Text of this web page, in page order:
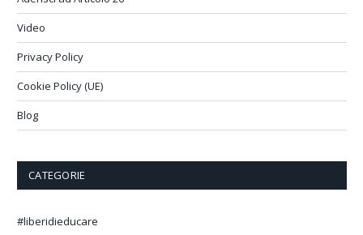
Video
Privacy Policy
Cookie Policy (UE)
Blog
CATEGORIE
#liberidieducare